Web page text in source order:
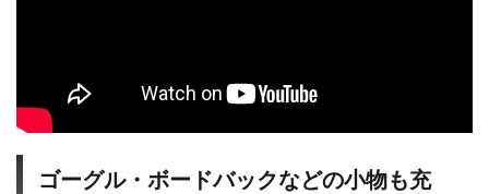
ゴーグル・ボードバックなどの小物も充